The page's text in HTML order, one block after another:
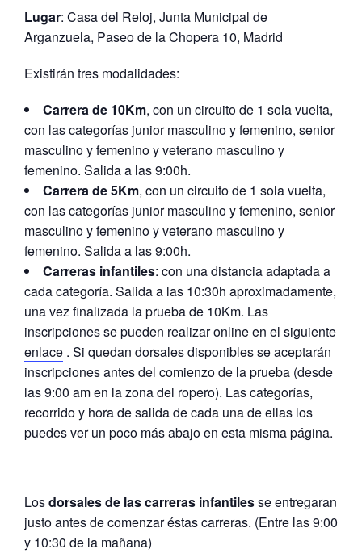
Lugar: Casa del Reloj, Junta Municipal de
Arganzuela, Paseo de la Chopera 10, Madrid
Existirán tres modalidades:
Carrera de 10Km, con un circuito de 1 sola vuelta,
con las categorías junior masculino y femenino, senior
masculino y femenino y veterano masculino y
femenino. Salida a las 9:00h.
Carrera de 5Km, con un circuito de 1 sola vuelta,
con las categorías junior masculino y femenino, senior
masculino y femenino y veterano masculino y
femenino. Salida a las 9:00h.
Carreras infantiles: con una distancia adaptada a
cada categoría. Salida a las 10:30h aproximadamente,
una vez finalizada la prueba de 10Km. Las
inscripciones se pueden realizar online en el siguiente
enlace . Si quedan dorsales disponibles se aceptarán
inscripciones antes del comienzo de la prueba (desde
las 9:00 am en la zona del ropero). Las categorías,
recorrido y hora de salida de cada una de ellas los
puedes ver un poco más abajo en esta misma página.
Losdorsales de las carreras infantilesse entregaran
justo antes de comenzar éstas carreras. (Entre las 9:00
y 10:30 de la mañana)